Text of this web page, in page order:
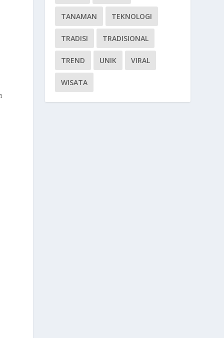
TANAMAN TEKNOLOGI
TRADISI TRADISIONAL
TREND UNIK VIRAL
WISATA